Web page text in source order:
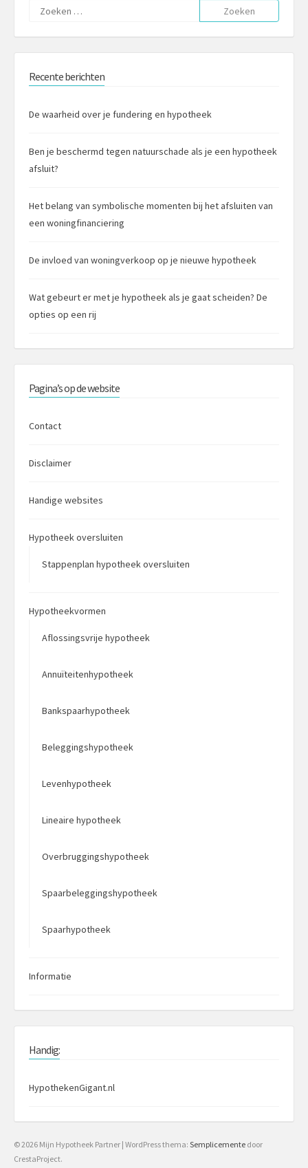
Zoeken
naar:
Recente berichten
De waarheid over je fundering en hypotheek
Ben je beschermd tegen natuurschade als je een hypotheek
afsluit?
Het belang van symbolische momenten bij het afsluiten van
een woningfinanciering
De invloed van woningverkoop op je nieuwe hypotheek
Wat gebeurt er met je hypotheek als je gaat scheiden? De
opties op een rij
Pagina’s op de website
Contact
Disclaimer
Handige websites
Hypotheek oversluiten
Stappenplan hypotheek oversluiten
Hypotheekvormen
Aflossingsvrije hypotheek
Annuïteitenhypotheek
Bankspaarhypotheek
Beleggingshypotheek
Levenhypotheek
Lineaire hypotheek
Overbruggingshypotheek
Spaarbeleggingshypotheek
Spaarhypotheek
Informatie
Handig:
HypothekenGigant.nl
© 2026 Mijn Hypotheek Partner | WordPress thema: Semplicemente door
CrestaProject.